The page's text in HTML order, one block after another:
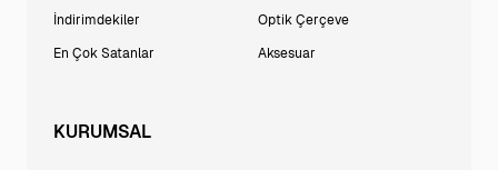
İndirimdekiler
En Çok Satanlar
Optik Çerçeve
Aksesuar
KURUMSAL